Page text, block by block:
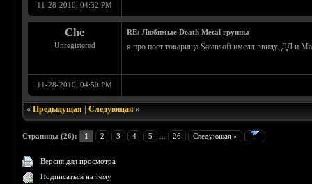
11-28-2010, 04:32 PM
Che
Unregistered
RE: Любимые Death Metal группы
я про пост товарища Satansoft имелл ввиду. ДД и
11-28-2010, 04:50 PM
«Предыдущая |Следующая »
Страницы (26): 1 2 3 4 5 26 Следующая »
Версия для просмотра
Подписаться на тему